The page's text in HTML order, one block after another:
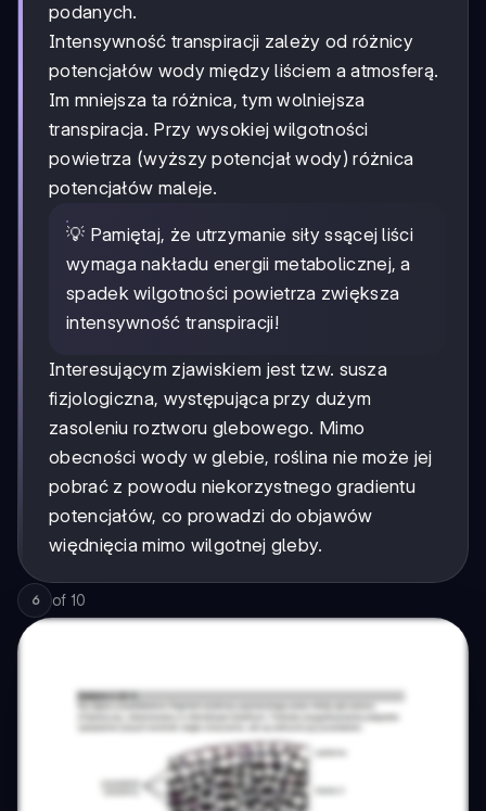
podanych.
Intensywność transpiracji zależy od różnicy
potencjałów wody między liściem a atmosferą.
Im mniejsza ta różnica, tym wolniejsza
transpiracja. Przy wysokiej wilgotności
powietrza (wyższy potencjał wody) różnica
potencjałów maleje.
💡 Pamiętaj, że utrzymanie siły ssącej liści
wymaga nakładu energii metabolicznej, a
spadek wilgotności powietrza zwiększa
intensywność transpiracji!
Interesującym zjawiskiem jest tzw. susza
fizjologiczna, występująca przy dużym
zasoleniu roztworu glebowego. Mimo
obecności wody w glebie, roślina nie może jej
pobrać z powodu niekorzystnego gradientu
potencjałów, co prowadzi do objawów
więdnięcia mimo wilgotnej gleby.
6 of 10